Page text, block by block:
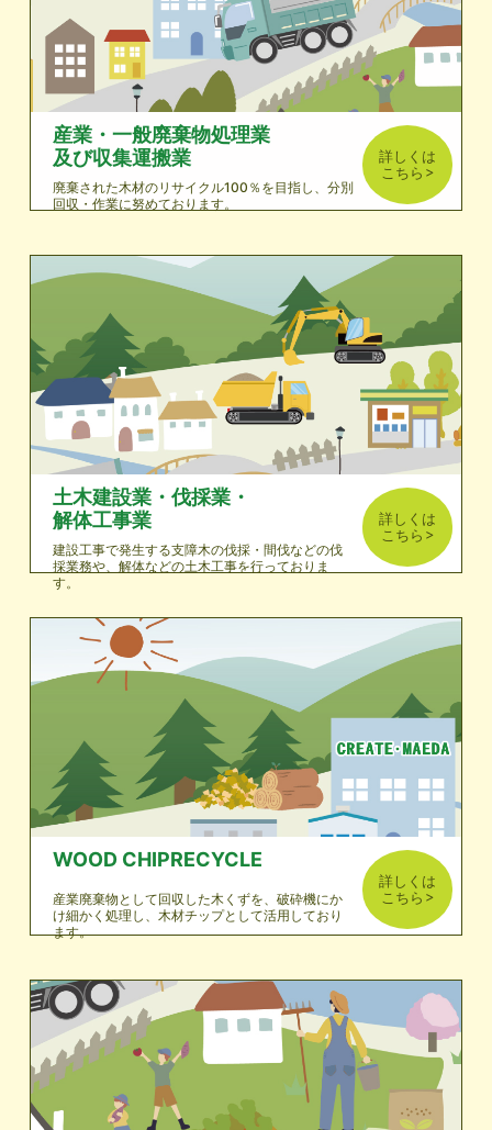
産業・一般廃棄物処理業
及び収集運搬業
廃棄された木材のリサイクル100％を目指し、分別
回収・作業に努めております。
詳しくは
こちら
土木建設業・伐採業・
解体工事業
建設工事で発生する支障木の伐採・間伐などの伐
採業務や、解体などの土木工事を行っておりま
す。
詳しくは
こちら
WOOD CHIPRECYCLE
産業廃棄物として回収した木くずを、破砕機にか
け細かく処理し、木材チップとして活用しており
ます。
詳しくは
こちら